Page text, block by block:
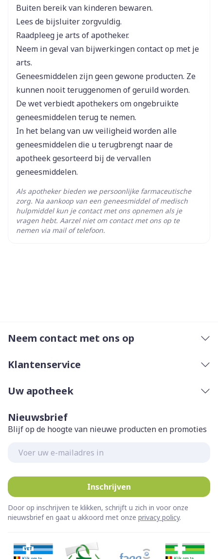
Parasitaire infecties
COPD-patiënten met een lage eosinofielentelling
in het bloed
Orgaanbedreigende of levensbedreigende EGPA
Vruchtbaarheid
Diepte 81 mm
Actieve
Ingrediënten
Behoud Koelkast (2°C - 8°C)
Buiten bereik van kinderen bewaren.
Lees de bijsluiter zorgvuldig.
Raadpleeg je arts of apotheker.
Neem in geval van bijwerkingen contact op met je
arts.
Geneesmiddelen zijn geen gewone producten. Ze
kunnen nooit teruggenomen of geruild worden.
De wet verbiedt apothekers om ongebruikte
geneesmiddelen terug te nemen.
In het belang van uw veiligheid worden alle
geneesmiddelen die u terugbrengt naar de
apotheek gesorteerd bij de vervallen
geneesmiddelen.
Als apotheker bieden we persoonlijke farmaceutische
zorg. Na aankoop van een geneesmiddel of medisch
hulpmiddel kun je contact met ons opnemen als je
vragen hebt. Aarzel niet om contact met ons op te
nemen via mail of telefoon.
Neem contact met ons op
Klantenservice
Uw apotheek
Nieuwsbrief
Blijf op de hoogte van nieuwe producten en promoties
Inschrijven
Door op inschrijven te klikken, schrijft u zich in voor onze
nieuwsbrief en gaat u akkoord met onze privacy policy.